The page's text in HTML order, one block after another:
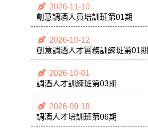
2026-11-10
創意調酒人員培訓班第01期
2026-10-12
創意調酒人才實務訓練班第01期
2026-10-01
調酒人才訓練班第03期
2026-09-18
調酒人才培訓班第06期